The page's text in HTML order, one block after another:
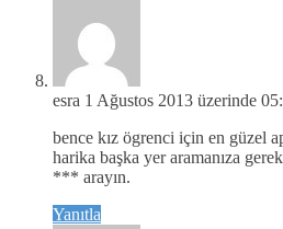
esra 1 Ağustos 2013 üzerinde
bence kız ögrenci için en güzel
harika başka yer aramanıza
*** arayın.
Yanıtla